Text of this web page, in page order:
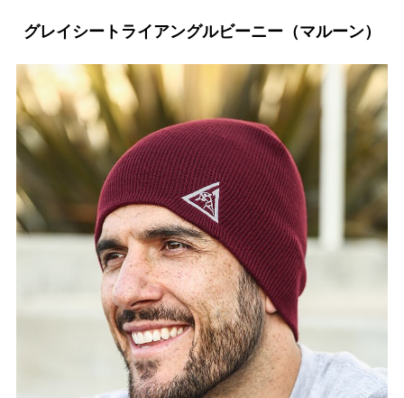
グレイシートライアングルビーニー（マルーン）